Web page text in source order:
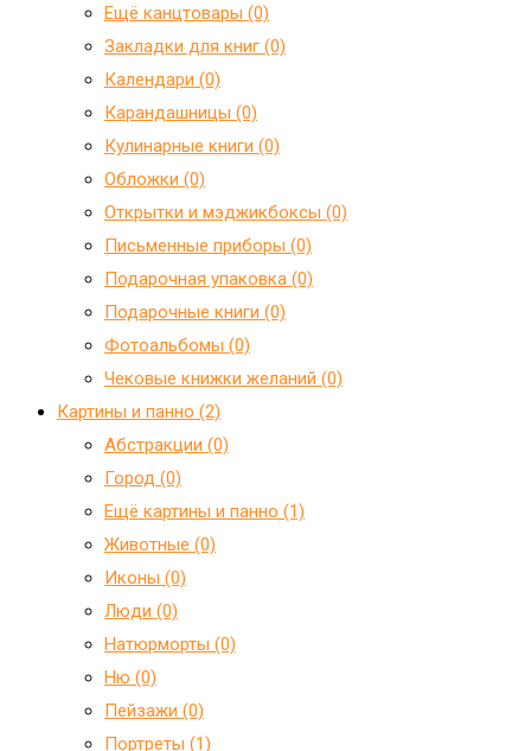
Ещё канцтовары (0)
Закладки для книг (0)
Календари (0)
Карандашницы (0)
Кулинарные книги (0)
Обложки (0)
Открытки и мэджикбоксы (0)
Письменные приборы (0)
Подарочная упаковка (0)
Подарочные книги (0)
Фотоальбомы (0)
Чековые книжки желаний (0)
Картины и панно (2)
Абстракции (0)
Город (0)
Ещё картины и панно (1)
Животные (0)
Иконы (0)
Люди (0)
Натюрморты (0)
Ню (0)
Пейзажи (0)
Портреты (1)